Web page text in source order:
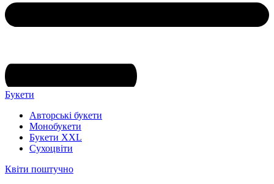
Букети
Авторські букети
Монобукети
Букети XXL
Cухоцвіти
Квіти поштучно